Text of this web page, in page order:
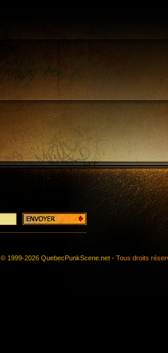
© 1999-2026 QuebecPunkScene.net - Tous droits